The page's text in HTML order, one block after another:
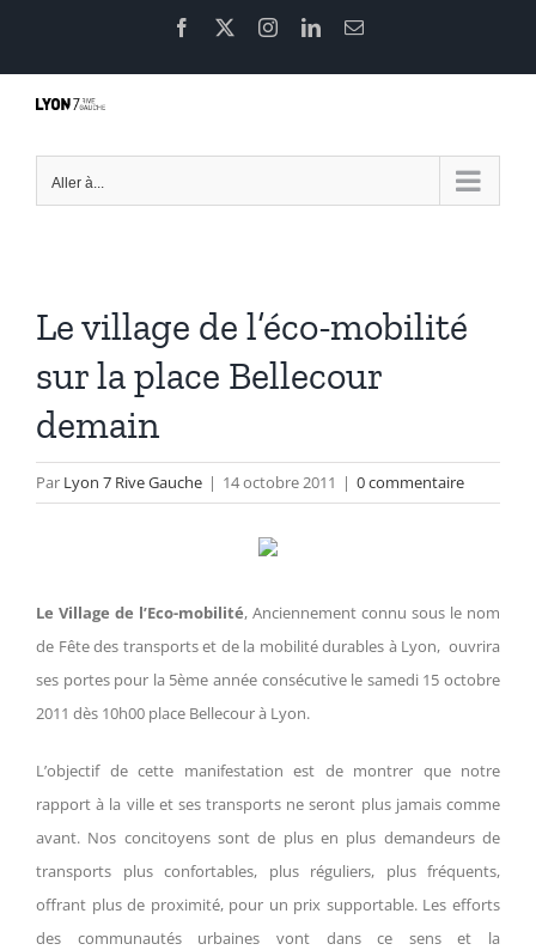
contenu
Facebook InstagramLinkedInEmail
Aller à...
Le village de l’éco-mobilité
sur la place Bellecour
demain
Par Lyon 7 Rive Gauche | 14 octobre 2011 | 0 commentaire
Le Village de l’Eco-mobilité, Anciennement connu sous le nom
de Fête des transports et de la mobilité durables à Lyon, ouvrira
ses portes pour la 5ème année consécutive le samedi 15 octobre
2011 dès 10h00 place Bellecour à Lyon.
L’objectif de cette manifestation est de montrer que notre
rapport à la ville et ses transports ne seront plus jamais comme
avant. Nos concitoyens sont de plus en plus demandeurs de
transports plus confortables, plus réguliers, plus fréquents,
offrant plus de proximité, pour un prix supportable. Les efforts
des communautés urbaines vont dans ce sens et la